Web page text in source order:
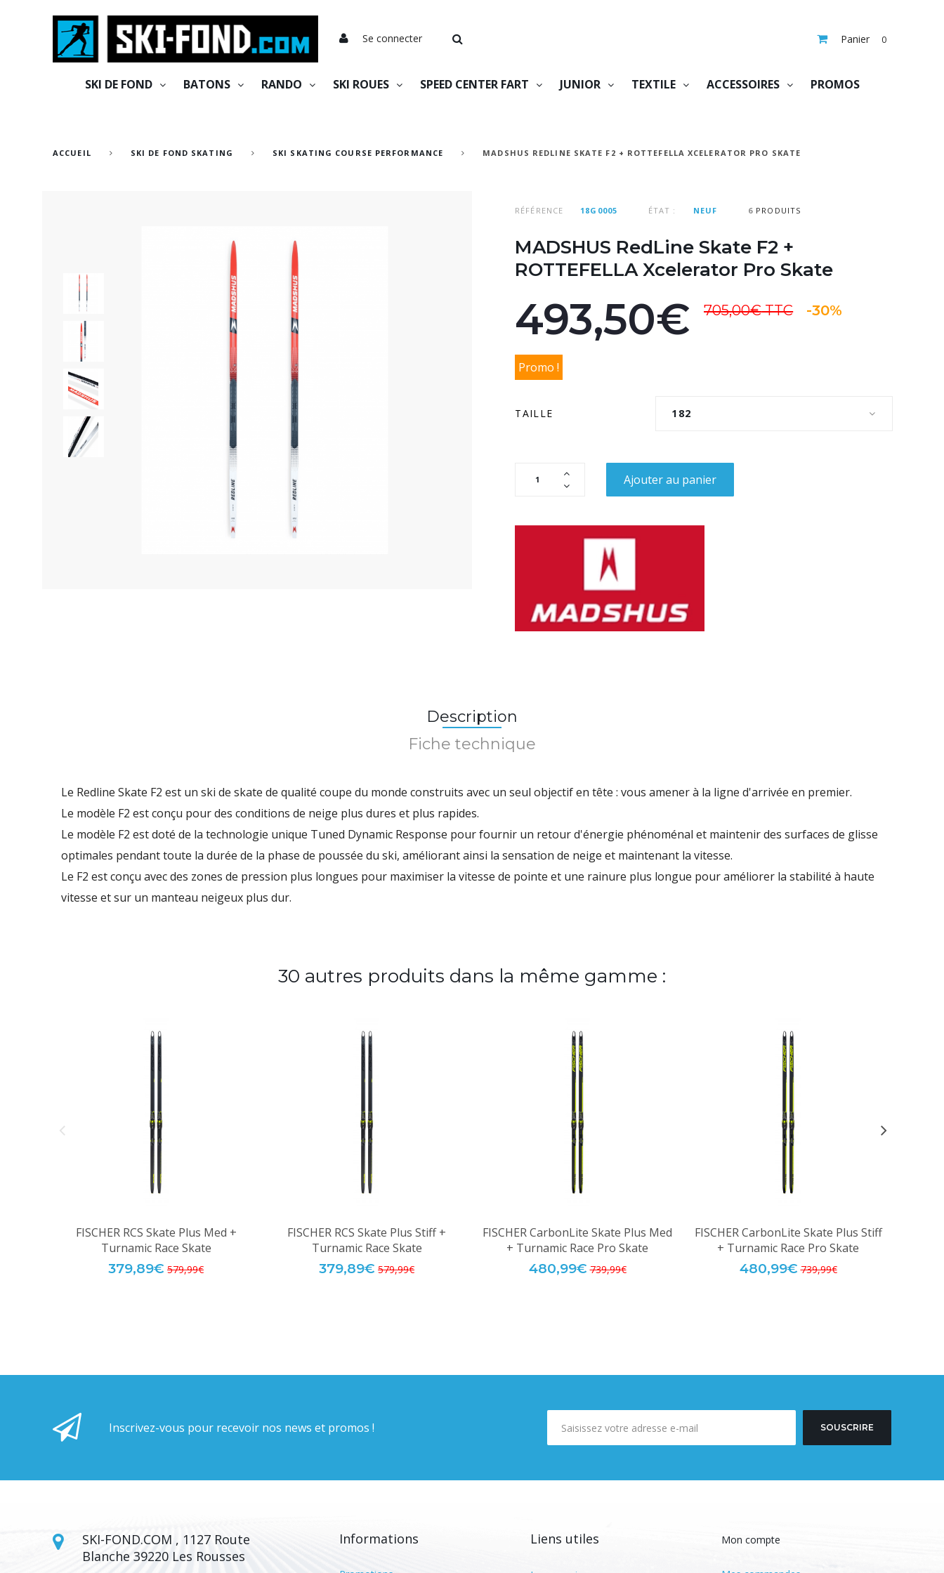
Se connecter Panier 0
SKI DE FOND BATONS RANDO SKI ROUES SPEED CENTER FART JUNIOR TEXTILE ACCESSOIRES PROMOS
ACCUEIL SKI DE FOND SKATING SKI SKATING COURSE PERFORMANCE MADSHUS REDLINE SKATE F2 + ROTTEFELLA XCELERATOR PRO SKATE
RÉFÉRENCE 18G0005 ÉTAT : NEUF 6 PRODUITS
MADSHUS RedLine Skate F2 +
ROTTEFELLA Xcelerator Pro Skate
493,50€ 705,00€TTC -30%
Promo !
TAILLE 182
Ajouter au panier
Description
Fiche technique
Le Redline Skate F2 est un ski de skate de qualité coupe du monde construits avec un seul objectif en tête : vous amener à la ligne d'arrivée en premier.
Le modèle F2 est conçu pour des conditions de neige plus dures et plus rapides.
Le modèle F2 est doté de la technologie unique Tuned Dynamic Response pour fournir un retour d'énergie phénoménal et maintenir des surfaces de glisse
optimales pendant toute la durée de la phase de poussée du ski, améliorant ainsi la sensation de neige et maintenant la vitesse.
Le F2 est conçu avec des zones de pression plus longues pour maximiser la vitesse de pointe et une rainure plus longue pour améliorer la stabilité à haute
vitesse et sur un manteau neigeux plus dur.
30 autres produits dans la même gamme :
FISCHER RCS Skate Plus Med +
Turnamic Race Skate
379,89€ 579,99€
FISCHER RCS Skate Plus Stiff +
Turnamic Race Skate
379,89€ 579,99€
FISCHER CarbonLite Skate Plus Med
+ Turnamic Race Pro Skate
480,99€ 739,99€
FISCHER CarbonLite Skate Plus Stiff
+ Turnamic Race Pro Skate
480,99€ 739,99€
Inscrivez-vous pour recevoir nos news et promos ! SOUSCRIRE
SKI-FOND.COM , 1127 Route
Blanche 39220 Les Rousses
Informations Liens utiles Mon compte